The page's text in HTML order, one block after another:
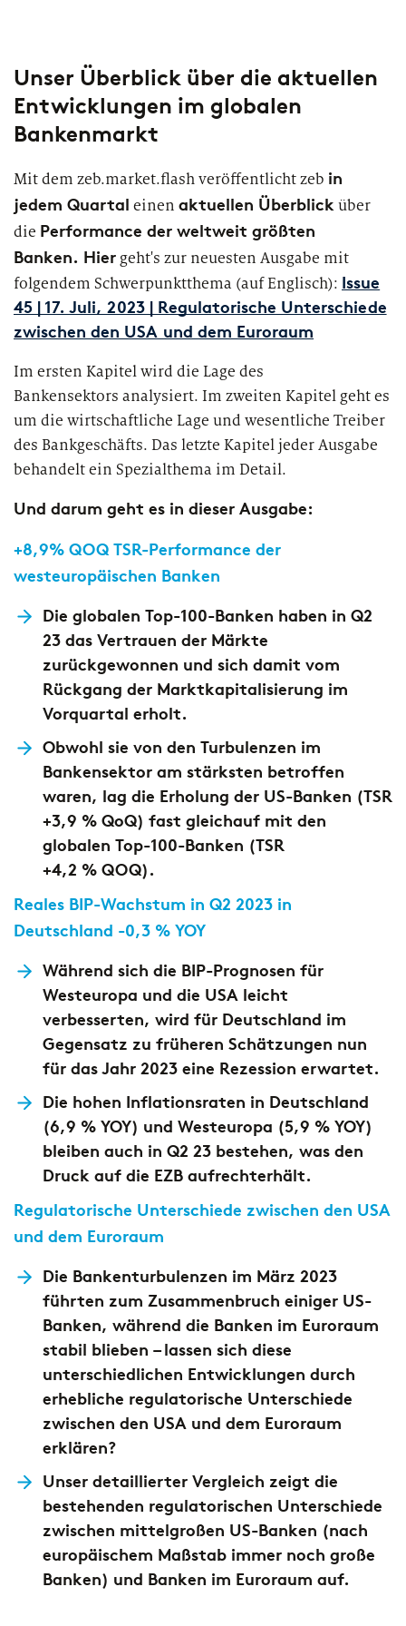
Krankenversicherer
Lebensversicherer
Spezialinstitute &
Techunternehmen
Fintechs
Leasinggesellschaften
Regulierung & Sonderprüfungen
Themen für Financial Services
Transformationskompetenz entlang der gesamten
Wertschöpfungskette
Your search unfortunately did not yield any results. Please
change your search criteria and try again.
Unser Überblick über die aktuellen
Entwicklungen im globalen
Bankenmarkt
Mit dem zeb.market.flash veröffentlicht zeb in
jedem Quartal einen aktuellen Überblicküber
die Performance der weltweit größten
Banken. Hier geht's zur neuesten Ausgabe mit
folgendem Schwerpunktthema (auf Englisch): Issue
45 | 17. Juli, 2023 | Regulatorische Unterschiede
zwischen den USA und dem Euroraum
Im ersten Kapitel wird die Lage des
Bankensektors analysiert. Im zweiten Kapitel geht es
um die wirtschaftliche Lage und wesentliche Treiber
des Bankgeschäfts. Das letzte Kapitel jeder Ausgabe
behandelt ein Spezialthema im Detail.
Und darum geht es in dieser Ausgabe:
+8,9% QOQTSR-Performance der
westeuropäischen Banken
Die globalen Top-100-Banken haben in Q2
23 das Vertrauen der Märkte
zurückgewonnen und sich damit vom
Rückgang der Marktkapitalisierung im
Vorquartal erholt.
Obwohl sie von den Turbulenzen im
Bankensektor am stärksten betroffen
waren, lag die Erholung der US-Banken (TSR
+3,9 % QoQ) fast gleichauf mit den
globalen Top-100-Banken (TSR
+4,2 % QOQ).
Reales BIP-Wachstum in Q2 2023 in
Deutschland -0,3 % YOY
Während sich die BIP-Prognosen für
Westeuropa und die USA leicht
verbesserten, wird für Deutschland im
Gegensatz zu früheren Schätzungen nun
für das Jahr 2023 eine Rezession erwartet.
Die hohen Inflationsraten in Deutschland
(6,9 % YOY) und Westeuropa (5,9 % YOY)
bleiben auch in Q2 23 bestehen, was den
Druck auf die EZB aufrechterhält.
Regulatorische Unterschiede zwischen den USA
und dem Euroraum
Die Bankenturbulenzen im März 2023
führten zum Zusammenbruch einiger US-
Banken, während die Banken im Euroraum
stabil blieben – lassen sich diese
unterschiedlichen Entwicklungen durch
erhebliche regulatorische Unterschiede
zwischen den USA und dem Euroraum
erklären?
Unser detaillierter Vergleich zeigt die
bestehenden regulatorischen Unterschiede
zwischen mittelgroßen US-Banken (nach
europäischem Maßstab immer noch große
Banken) und Banken im Euroraum auf.